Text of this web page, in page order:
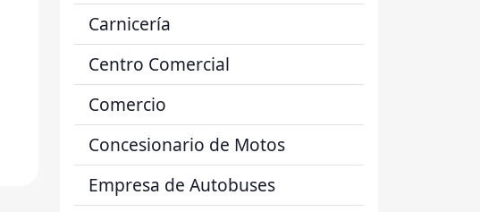
Carnicería
Centro Comercial
Comercio
Concesionario de Motos
Empresa de Autobuses